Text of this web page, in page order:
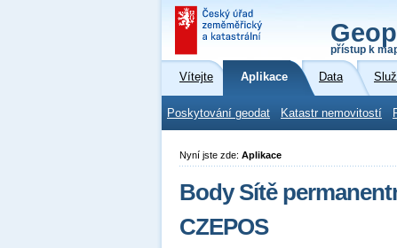
přístup k
Vítejte Aplikace Data
Poskytování geodat Katastr nemovitostí
Nyní jste zde: Aplikace
Body Sítě
CZEPOS